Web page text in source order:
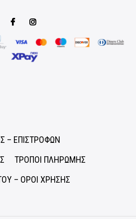
– ΕΠΙΣΤΡΟΦΩΝ
ΤΡΟΠΟΙ ΠΛΗΡΩΜΗΣ
– ΟΡΟΙ ΧΡΗΣΗΣ